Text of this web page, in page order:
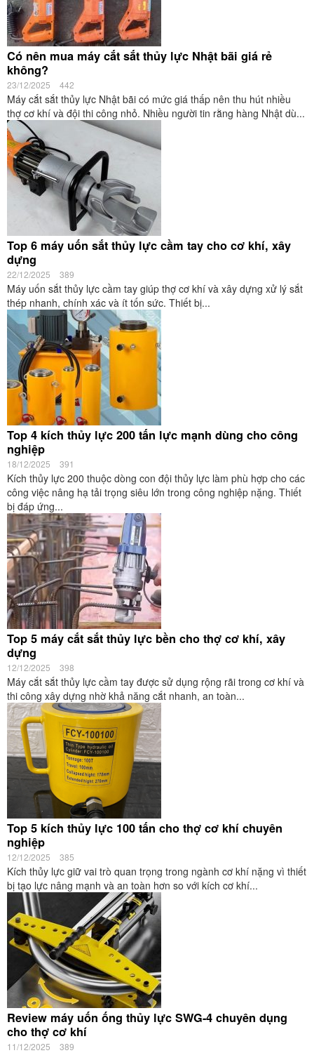
Có nên mua máy cắt sắt thủy lực Nhật bãi giá rẻ
không?
23/12/2025 442
Máy cắt sắt thủy lực Nhật bãi có mức giá thấp nên thu hút nhiều
thợ cơ khí và đội thi công nhỏ. Nhiều người tin rằng hàng Nhật dù...
Top 6 máy uốn sắt thủy lực cầm tay cho cơ khí, xây
dựng
22/12/2025 389
Máy uốn sắt thủy lực cầm tay giúp thợ cơ khí và xây dựng xử lý sắt
thép nhanh, chính xác và ít tốn sức. Thiết bị...
Top 4 kích thủy lực 200 tấn lực mạnh dùng cho công
nghiệp
18/12/2025 391
Kích thủy lực 200 thuộc dòng con đội thủy lực làm phù hợp cho các
công việc nâng hạ tải trọng siêu lớn trong công nghiệp nặng. Thiết
bị đáp ứng...
Top 5 máy cắt sắt thủy lực bền cho thợ cơ khí, xây
dựng
12/12/2025 398
Máy cắt sắt thủy lực cầm tay được sử dụng rộng rãi trong cơ khí và
thi công xây dựng nhờ khả năng cắt nhanh, an toàn...
Top 5 kích thủy lực 100 tấn cho thợ cơ khí chuyên
nghiệp
12/12/2025 385
Kích thủy lực giữ vai trò quan trọng trong ngành cơ khí nặng vì thiết
bị tạo lực nâng mạnh và an toàn hơn so với kích cơ khí...
Review máy uốn ống thủy lực SWG-4 chuyên dụng
cho thợ cơ khí
11/12/2025 389